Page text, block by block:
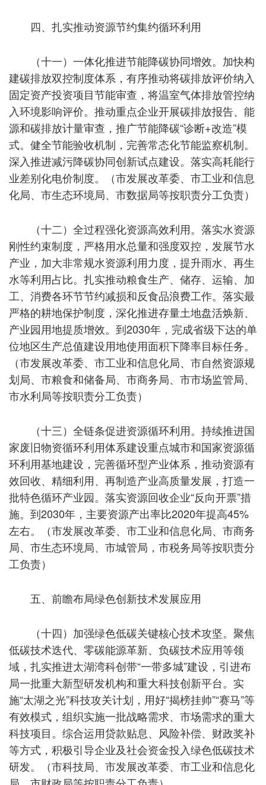
四、扎实推动资源节约集约循环利用
（十一）一体化推进节能降碳协同增效。加快构
建碳排放双控制度体系，有序推动将碳排放评价纳入
固定资产投资项目节能审查，将温室气体排放管控纳
入环境影响评价。推动重点企业开展碳排放报告、能
源和碳排放计量审查，推广节能降碳“诊断+改造”模
式。健全节能验收机制，完善常态化节能监察机制。
深入推进减污降碳协同创新试点建设。落实高耗能行
业差别化电价制度。（市发展改革委、市工业和信息
化局、市生态环境局、市数据局等按职责分工负责）
（十二）全过程强化资源高效利用。落实水资源
刚性约束制度，严格用水总量和强度双控，发展节水
产业，加大非常规水资源利用力度，提升雨水、再生
水等利用占比。扎实推动粮食生产、储存、运输、加
工、消费各环节节约减损和反食品浪费工作。落实最
严格的耕地保护制度，深化推进存量土地盘活焕新、
产业园用地提质增效。到2030年，完成省级下达的单
位地区生产总值建设用地使用面积下降率目标任务。
（市发展改革委、市工业和信息化局、市自然资源规
划局、市粮食和储备局、市商务局、市市场监管局、
市水利局等按职责分工负责）
（十三）全链条促进资源循环利用。持续推进国
家废旧物资循环利用体系建设重点城市和国家资源循
环利用基地建设，完善循环型产业体系，推动资源有
效回收、精细利用、再制造产业高质量发展，打造一
批特色循环产业园。落实资源回收企业“反向开票”措
施。到2030年，主要资源产出率比2020年提高45%
左右。（市发展改革委、市工业和信息化局、市商务
局、市生态环境局、市城管局，市税务局等按职责分
工负责）
五、前瞻布局绿色创新技术发展应用
（十四）加强绿色低碳关键核心技术攻坚。聚焦
低碳技术迭代、零碳能源革新、负碳技术应用等领
域，扎实推进太湖湾科创带“一带多城”建设，引进布
局一批重大新型研发机构和重大科技创新平台。实
施“太湖之光”科技攻关计划，用好“揭榜挂帅”“赛马”等
有效模式，组织实施一批战略需求、市场需求的重大
科技项目。综合运用贷款贴息、风险补偿、财政奖补
等方式，积极引导企业及社会资金投入绿色低碳技术
研发。（市科技局、市发展改革委、市工业和信息化